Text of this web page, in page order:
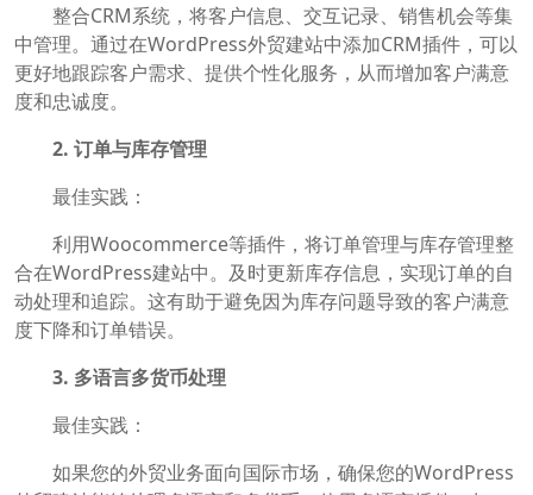
整合CRM系统，将客户信息、交互记录、销售机会等集
中管理。通过在WordPress外贸建站中添加CRM插件，可以
更好地跟踪客户需求、提供个性化服务，从而增加客户满意
度和忠诚度。
2. 订单与库存管理
最佳实践：
利用Woocommerce等插件，将订单管理与库存管理整
合在WordPress建站中。及时更新库存信息，实现订单的自
动处理和追踪。这有助于避免因为库存问题导致的客户满意
度下降和订单错误。
3. 多语言多货币处理
最佳实践：
如果您的外贸业务面向国际市场，确保您的WordPress